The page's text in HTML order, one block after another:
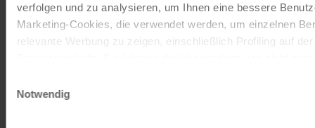
verfolgen und zu analysieren, um Ihnen eine bessere
Marketing-Cookies, die verwendet werden, um einzelnen
relevante Werbung zu zeigen, einschließlich Profiling auf
entscheiden, nur notwendige Cookies zu verwenden, indem
Notwendig
Newsletter abonnieren